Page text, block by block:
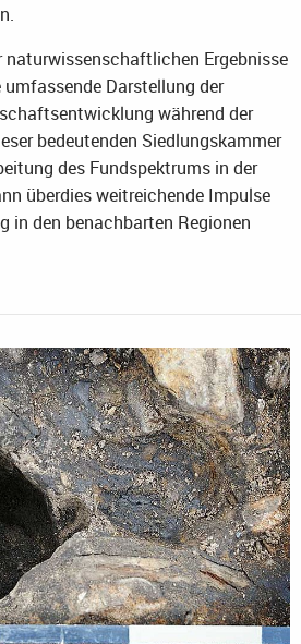
naturwissenschaftlichen Ergebnisse
Darstellung der
während der
bedeutenden Siedlungskammer
des Fundspektrums in der
überdies weitreichende Impulse
in den benachbarten Regionen